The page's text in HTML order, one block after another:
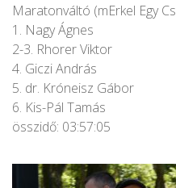
Maratonváltó (mErkel Egy
1. Nagy Ágnes
2-3. Rhorer Viktor
4. Giczi András
5. dr. Króneisz Gábor
6. Kis-Pál Tamás
összidő: 03:57:05